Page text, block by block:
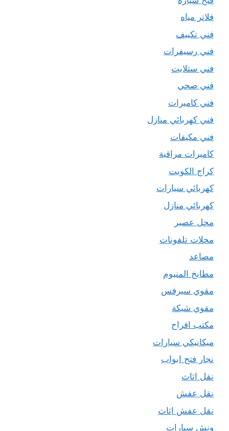
فلاتر مياه
فني تكييف
فني رسيفرات
فني ستلايت
فني صحي
فني كاميرات
فني كهربائي منازل
فني مكيفات
كاميرات مراقبة
كراج الكويت
كهربائي سيارات
كهربائي منازل
محل عصير
محلات تلفونات
مصاعد
مطابخ المنيوم
مقوي سيرفس
مقوي شبكة
مكتب افراح
ميكانيكي سيارات
نجار فتح ابواب
نقل اثاث
نقل عفش
نقل عفش اثاث
ونش سيارات